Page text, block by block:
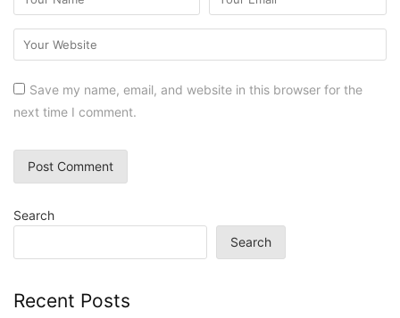
Save my name, email, and website in this browser for the
next time I comment.
Search
Search
Recent Posts